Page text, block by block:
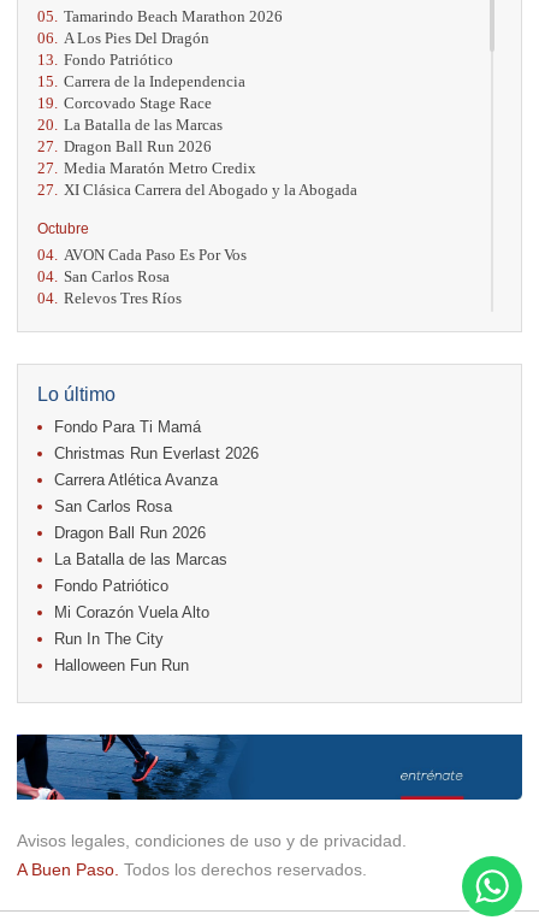
05. Tamarindo Beach Marathon 2026
06.
A Los Pies Del Dragón
13. Fondo Patriótico
15. Carrera de la Independencia
19. Corcovado Stage Race
20. La Batalla de las Marcas
27. Dragon Ball Run 2026
27. Media Maratón Metro Credix
27.
XI Clásica Carrera del Abogado y la Abogada
Octubre
04. AVON Cada Paso Es Por Vos
04. San Carlos Rosa
04. Relevos Tres Ríos
17. Caribe Paradise Run
18.
Casa Turire Trail Run
18. Warriors Run Circuit
18. Samsung Jacó Beach Half Marathon 2026
25. KRun by Under Armour
25. Run Alajuela
Noviembre
08. Lindora Run
15. Entre Pan y Rosas
Diciembre
06. Trail Vulcania 2026
12. Media Maratón Puntarenas 2026
Lo último
Fondo Para Ti Mamá
Christmas Run Everlast 2026
Carrera Atlética Avanza
San Carlos Rosa
Dragon Ball Run 2026
La Batalla de las Marcas
Fondo Patriótico
Mi Corazón Vuela Alto
Run In The City
Halloween Fun Run
Avisos legales, condiciones de uso y de privacidad.
A Buen Paso. Todos los derechos reservados.